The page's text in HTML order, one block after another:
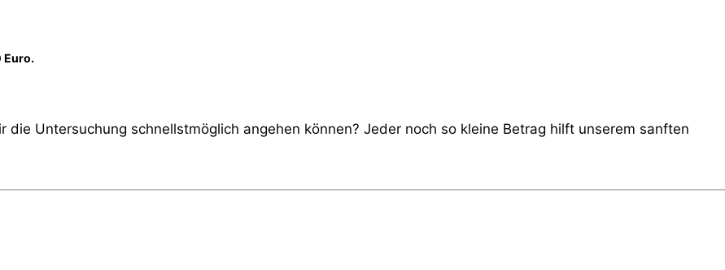
Euro.
Untersuchung schnellstmöglich angehen können? Jeder noch so kleine Betrag hilft unserem sanften